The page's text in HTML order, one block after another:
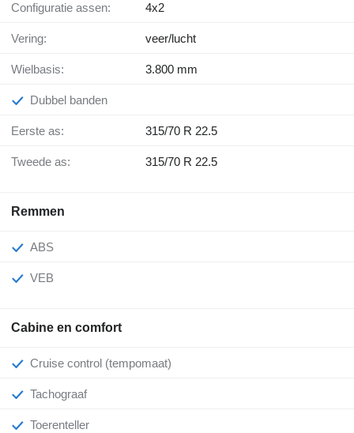
Configuratie assen: 4x2
Vering: veer/lucht
Wielbasis: 3.800 mm
Dubbel banden
Eerste as: 315/70 R 22.5
Tweede as: 315/70 R 22.5
Remmen
ABS
VEB
Cabine en comfort
Cruise control (tempomaat)
Tachograaf
Toerenteller